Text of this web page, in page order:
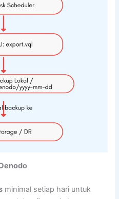
minimal setiap hari untuk